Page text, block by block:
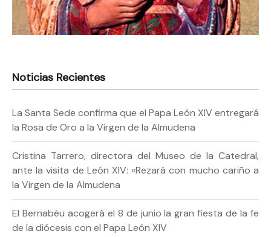
Noticias Recientes
La Santa Sede confirma que el Papa León XIV entregará
la Rosa de Oro a la Virgen de la Almudena
Cristina Tarrero, directora del Museo de la Catedral,
ante la visita de León XIV: «Rezará con mucho cariño a
la Virgen de la Almudena
El Bernabéu acogerá el 8 de junio la gran fiesta de la fe
de la diócesis con el Papa León XIV